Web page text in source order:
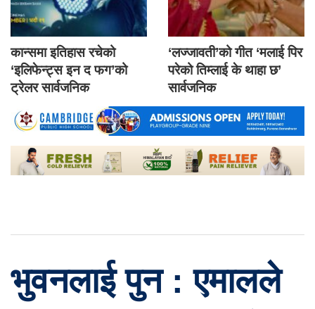
कान्समा इतिहास रचेको
‘इलिफेन्ट्स इन द फग’को
ट्रेलर सार्वजनिक
‘लज्जावती’को गीत ‘मलाई पिर
परेको तिम्लाई के थाहा छ’
सार्वजनिक
भुवनलाई पुन : एमालले